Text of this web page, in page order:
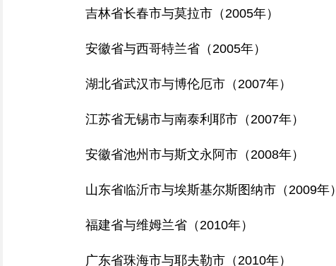
吉林省长春市与莫拉市（2005年）
安徽省与西哥特兰省（2005年）
湖北省武汉市与博伦厄市（2007年）
江苏省无锡市与南泰利耶市（2007年）
安徽省池州市与斯文永阿市（2008年）
山东省临沂市与埃斯基尔斯图纳市（2009年）
福建省与维姆兰省（2010年）
广东省珠海市与耶夫勒市（2010年）